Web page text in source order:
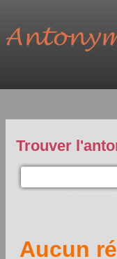
Trouver
Aucun